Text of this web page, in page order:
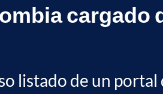
listado de un